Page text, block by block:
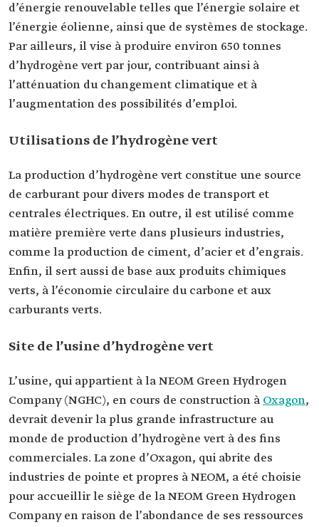
d’énergie renouvelable telles que l’énergie solaire et
l’énergie éolienne, ainsi que de systèmes de stockage.
Par ailleurs, il vise à produire environ 650 tonnes
d’hydrogène vert par jour, contribuant ainsi à
l’atténuation du changement climatique et à
l’augmentation des possibilités d’emploi.
Utilisations de l’hydrogène vert
La production d’hydrogène vert constitue une source
de carburant pour divers modes de transport et
centrales électriques. En outre, il est utilisé comme
matière première verte dans plusieurs industries,
comme la production de ciment, d’acier et d’engrais.
Enfin, il sert aussi de base aux produits chimiques
verts, à l’économie circulaire du carbone et aux
carburants verts.
Site de l’usine d’hydrogène vert
L’usine, qui appartient à la NEOM Green Hydrogen
Company (NGHC), en cours de construction à Oxagon,
devrait devenir la plus grande infrastructure au
monde de production d’hydrogène vert à des fins
commerciales. La zone d’Oxagon, qui abrite des
industries de pointe et propres à NEOM, a été choisie
pour accueillir le siège de la NEOM Green Hydrogen
Company en raison de l’abondance de ses ressources